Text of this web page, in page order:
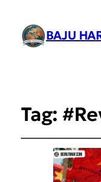
BAJU
Tag: